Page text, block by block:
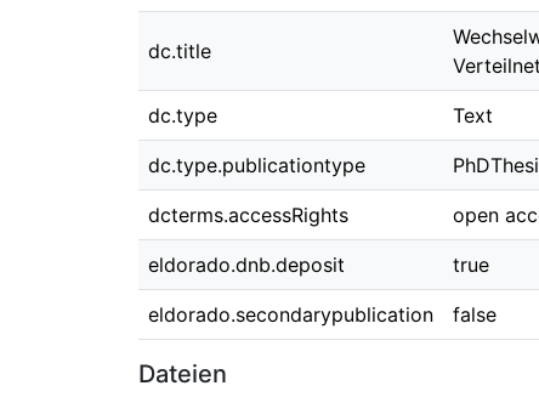
dc.title
dc.type Text
dc.type.publicationtype
dcterms.accessRights open
eldorado.dnb.deposit true
eldorado.secondarypublication false
Dateien